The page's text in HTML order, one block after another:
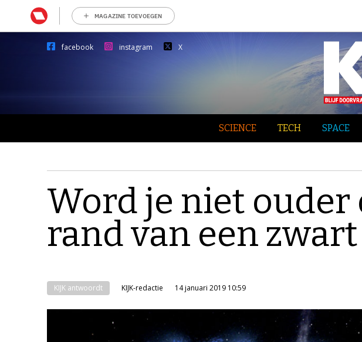
MAGAZINE TOEVOEGEN
facebook instagram X
SCIENCE TECH SPACE
Word je niet ouder
rand van een zwart
KIJK antwoordt KIJK-redactie 14 januari 2019 10:59